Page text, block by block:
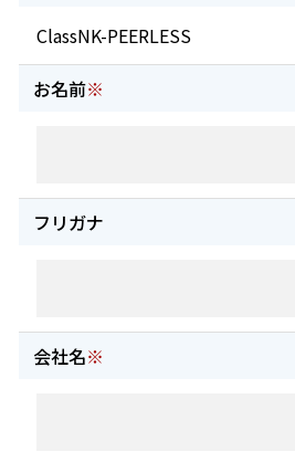
ClassNK-PEERLESS
お名前※
フリガナ
会社名※